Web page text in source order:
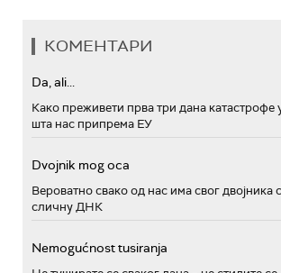
КОМЕНТАРИ
Da, ali...
Како преживети прва три дана катастрофе
шта нас припрема ЕУ
Dvojnik mog oca
Вероватно свако од нас има свог двојника
сличну ДНК
Nemogućnost tusiranja